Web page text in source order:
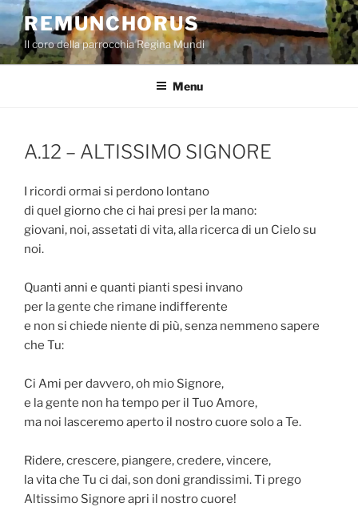
Salta
contenuto
REMUNCHORUS
Il coro della parrocchia Regina Mundi
Menu
A.12 – ALTISSIMO SIGNORE
I ricordi ormai si perdono lontano
di quel giorno che ci hai presi per la mano:
giovani, noi, assetati di vita, alla ricerca di un Cielo su
noi.
Quanti anni e quanti pianti spesi invano
per la gente che rimane indifferente
e non si chiede niente di più, senza nemmeno sapere
che Tu:
Ci Ami per davvero, oh mio Signore,
e la gente non ha tempo per il Tuo Amore,
ma noi lasceremo aperto il nostro cuore solo a Te.
Ridere, crescere, piangere, credere, vincere,
la vita che Tu ci dai, son doni grandissimi. Ti prego
Altissimo Signore apri il nostro cuore!